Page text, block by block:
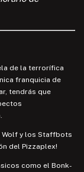
de la terrorífica
franquicia de
tendrás que
Wolf y los Staffbots
del Pizzaplex!
como el Bonk-